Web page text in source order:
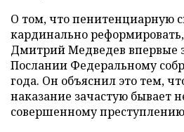
О том, что пенитенциарную
кардинально
Дмитрий Медведев впервые
Послании Федеральному
года. Он объяснил это тем,
наказание зачастую бывает
совершенному